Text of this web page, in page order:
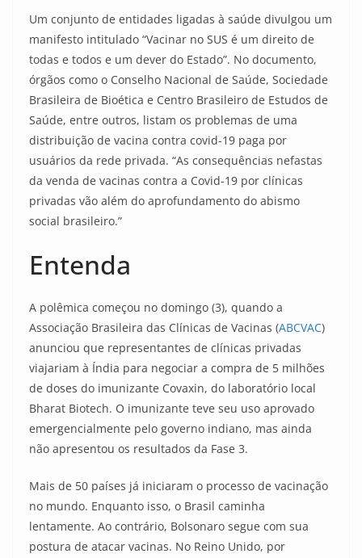
Um conjunto de entidades ligadas à saúde divulgou um
manifesto intitulado “Vacinar no SUS é um direito de
todas e todos e um dever do Estado”. No documento,
órgãos como o Conselho Nacional de Saúde, Sociedade
Brasileira de Bioética e Centro Brasileiro de Estudos de
Saúde, entre outros, listam os problemas de uma
distribuição de vacina contra covid-19 paga por
usuários da rede privada. “As consequências nefastas
da venda de vacinas contra a Covid-19 por clínicas
privadas vão além do aprofundamento do abismo
social brasileiro.”
Entenda
A polêmica começou no domingo (3), quando a
Associação Brasileira das Clínicas de Vacinas (ABCVAC)
anunciou que representantes de clínicas privadas
viajariam à Índia para negociar a compra de 5 milhões
de doses do imunizante Covaxin, do laboratório local
Bharat Biotech. O imunizante teve seu uso aprovado
emergencialmente pelo governo indiano, mas ainda
não apresentou os resultados da Fase 3.
Mais de 50 países já iniciaram o processo de vacinação
no mundo. Enquanto isso, o Brasil caminha
lentamente. Ao contrário, Bolsonaro segue com sua
postura de atacar vacinas. No Reino Unido, por